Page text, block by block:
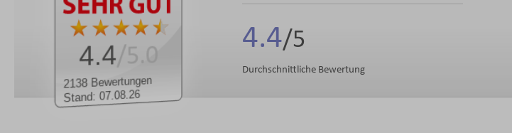
2138 Bewertungen
Stand: 07.08.26
4.4/5.0
4.4
Durchschnittliche Bewertung